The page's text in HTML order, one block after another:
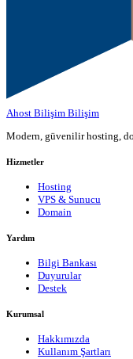
Ahost Bilişim Bilişim
Modern, güvenilir hosting,
Hizmetler
Hosting
VPS & Sunucu
Domain
Yardım
Bilgi Bankası
Duyurular
Destek
Kurumsal
Hakkımızda
Kullanım Şartları